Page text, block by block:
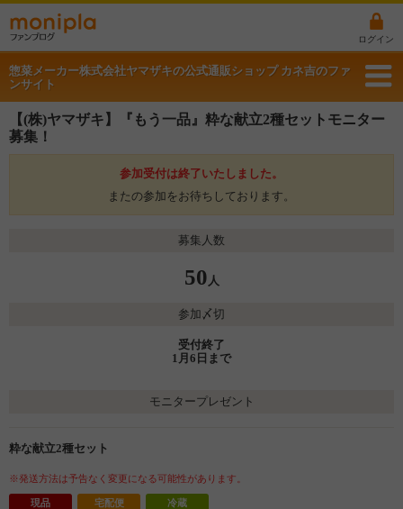
ログイン
惣菜メーカー株式会社ヤマザキの公式通販ショップ カネ吉のファ
ンサイト
【(株)ヤマザキ】『もう一品』粋な献立2種セットモニター
募集！
参加受付は終了いたしました。
またの参加をお待ちしております。
募集人数
50 人
参加〆切
受付終了
1月6日まで
モニタープレゼント
粋な献立2種セット
※発送方法は予告なく変更になる可能性があります。
現品 宅配便 冷蔵